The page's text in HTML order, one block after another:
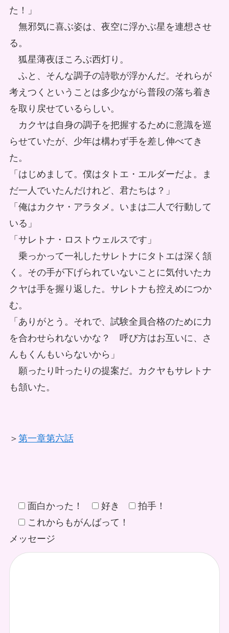
た！」
無邪気に喜ぶ姿は、夜空に浮かぶ星を連想させ
る。
狐星薄夜ほころぶ西灯り。
ふと、そんな調子の詩歌が浮かんだ。それらが
考えつくということは多少ながら普段の落ち着き
を取り戻せているらしい。
カクヤは自身の調子を把握するために意識を巡
らせていたが、少年は構わず手を差し伸べてき
た。
「はじめまして。僕はタトエ・エルダーだよ。ま
だ一人でいたんだけれど、君たちは？」
「俺はカクヤ・アラタメ。いまは二人で行動して
いる」
「サレトナ・ロストウェルスです」
乗っかって一礼したサレトナにタトエは深く頷
く。その手が下げられていないことに気付いたカ
クヤは手を握り返した。サレトナも控えめにつか
む。
「ありがとう。それで、試験全員合格のために力
を合わせられないかな？ 呼び方はお互いに、さ
んもくんもいらないから」
願ったり叶ったりの提案だ。カクヤもサレトナ
も頷いた。
＞ 第一章第六話
面白かった！ 好き
拍手！
これからもがんばって！
メッセージ